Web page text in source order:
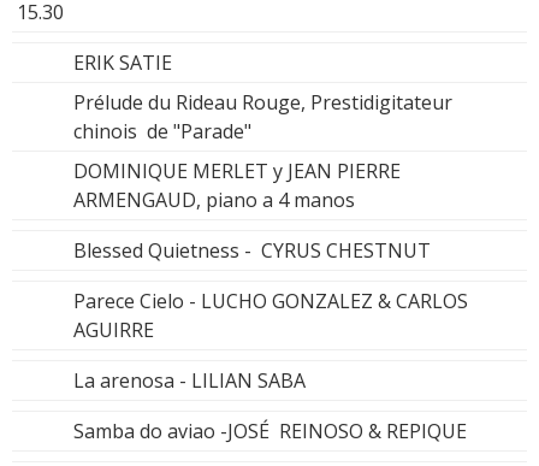
15.30
ERIK SATIE
Prélude du Rideau Rouge, Prestidigitateur
chinois de "Parade"
DOMINIQUE MERLET y JEAN PIERRE
ARMENGAUD, piano a 4 manos
Blessed Quietness - CYRUS CHESTNUT
Parece Cielo - LUCHO GONZALEZ & CARLOS
AGUIRRE
La arenosa - LILIAN SABA
Samba do aviao -JOSÉ REINOSO & REPIQUE